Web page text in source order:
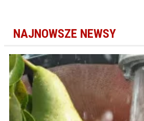
NAJNOWSZE NEWSY